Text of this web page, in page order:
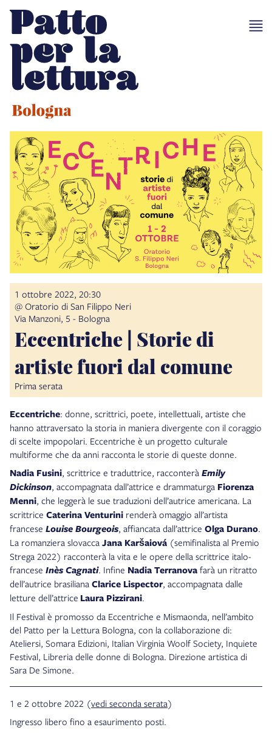
1 ottobre 2022, 20:30
@ Oratorio di San Filippo Neri
Via Manzoni, 5 - Bologna
Eccentriche | Storie di
artiste fuori dal comune
Prima serata
Eccentriche: donne, scrittrici, poete, intellettuali, artiste che
hanno attraversato la storia in maniera divergente con il coraggio
di scelte impopolari. Eccentriche è un progetto culturale
multiforme che da anni racconta le storie di queste donne.
Nadia Fusini, scrittrice e traduttrice, racconterà Emily
Dickinson, accompagnata dall’attrice e drammaturga Fiorenza
Menni, che leggerà le sue traduzioni dell’autrice americana. La
scrittrice Caterina Venturini renderà omaggio all’artista
francese Louise Bourgeois, affiancata dall’attrice Olga Durano.
La romanziera slovacca Jana Karšaiová (semifinalista al Premio
Strega 2022) racconterà la vita e le opere della scrittrice italo-
francese Inès Cagnati. Infine Nadia Terranova farà un ritratto
dell’autrice brasiliana Clarice Lispector, accompagnata dalle
letture dell’attrice Laura Pizzirani.
Il Festival è promosso da Eccentriche e Mismaonda, nell’ambito
del Patto per la Lettura Bologna, con la collaborazione di:
Ateliersi, Somara Edizioni, Italian Virginia Woolf Society, Inquiete
Festival, Libreria delle donne di Bologna. Direzione artistica di
Sara De Simone.
1 e 2 ottobre 2022 (vedi seconda serata)
Ingresso libero fino a esaurimento posti.